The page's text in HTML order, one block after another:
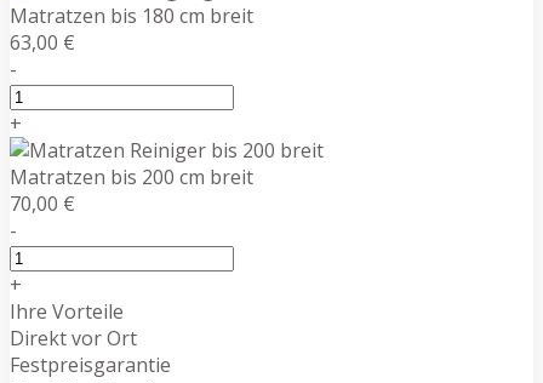
Matratzen bis 180 cm breit
63,00 €
-
+
Matratzen bis 200 cm breit
70,00 €
-
+
Ihre Vorteile
Direkt vor Ort
Festpreisgarantie